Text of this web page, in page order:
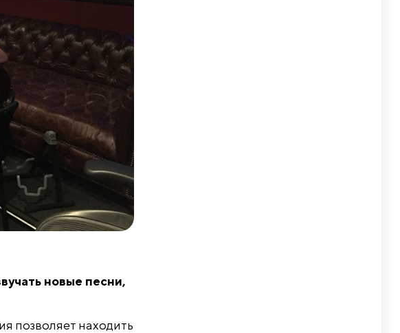
новые песни,
позволяет находить